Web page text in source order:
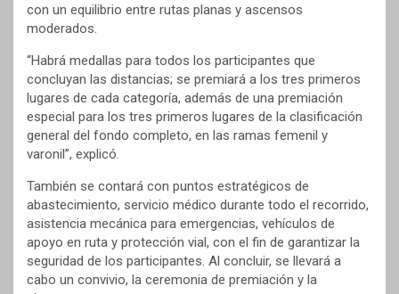
con un equilibrio entre rutas planas y ascensos
moderados.
“Habrá medallas para todos los participantes que
concluyan las distancias; se premiará a los tres primeros
lugares de cada categoría, además de una premiación
especial para los tres primeros lugares de la clasificación
general del fondo completo, en las ramas femenil y
varonil”, explicó.
También se contará con puntos estratégicos de
abastecimiento, servicio médico durante todo el recorrido,
asistencia mecánica para emergencias, vehículos de
apoyo en ruta y protección vial, con el fin de garantizar la
seguridad de los participantes. Al concluir, se llevará a
cabo un convivio, la ceremonia de premiación y la